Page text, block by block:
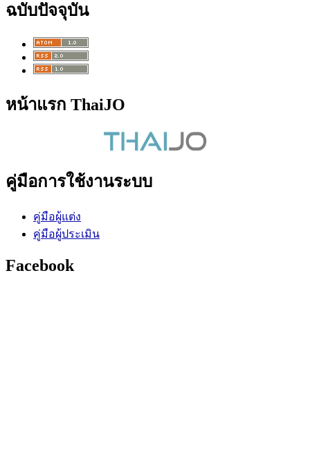
ฉบับปัจจุบัน
หน้าแรก ThaiJO
คู่มือการใช้งานระบบ
คู่มือผู้แต่ง
คู่มือผู้ประเมิน
Facebook